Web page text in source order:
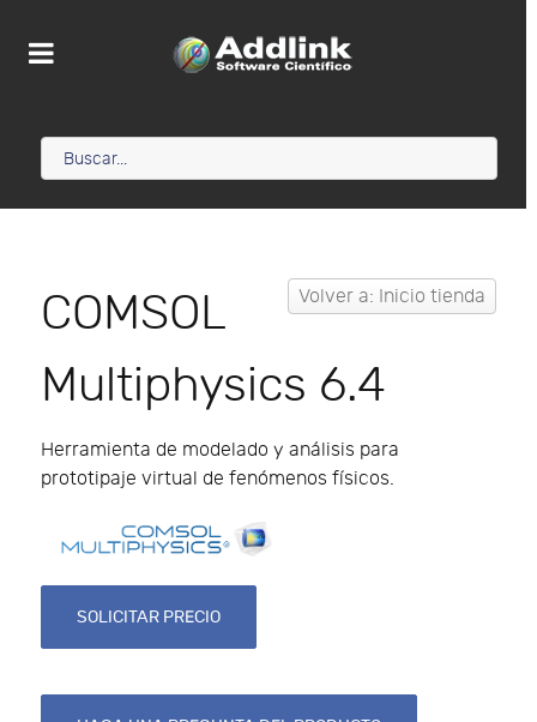
Volver a: Inicio tienda
COMSOL
Multiphysics 6.4
Herramienta de modelado y análisis para
prototipaje virtual de fenómenos físicos.
SOLICITAR PRECIO